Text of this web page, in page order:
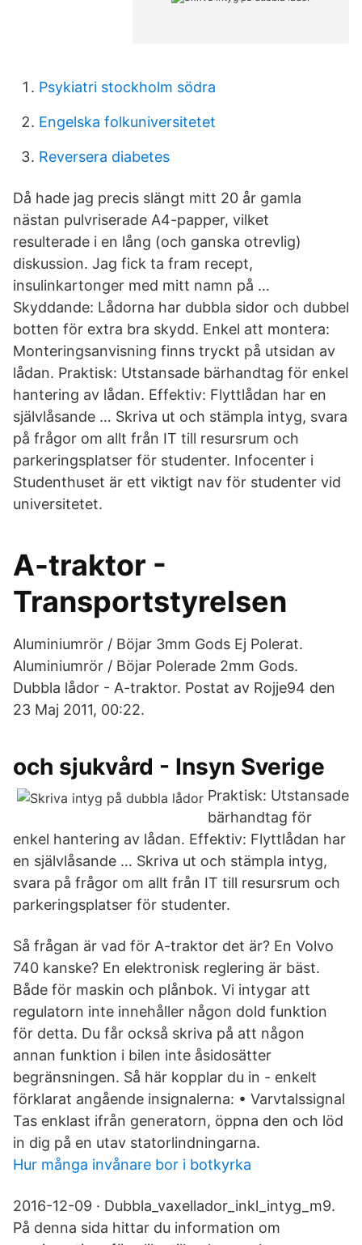
Psykiatri stockholm södra
Engelska folkuniversitetet
Reversera diabetes
Då hade jag precis slängt mitt 20 år gamla
nästan pulvriserade A4-papper, vilket
resulterade i en lång (och ganska otrevlig)
diskussion. Jag fick ta fram recept,
insulinkartonger med mitt namn på …
Skyddande: Lådorna har dubbla sidor och dubbel
botten för extra bra skydd. Enkel att montera:
Monteringsanvisning finns tryckt på utsidan av
lådan. Praktisk: Utstansade bärhandtag för enkel
hantering av lådan. Effektiv: Flyttlådan har en
självlåsande … Skriva ut och stämpla intyg, svara
på frågor om allt från IT till resursrum och
parkeringsplatser för studenter. Infocenter i
Studenthuset är ett viktigt nav för studenter vid
universitetet.
A-traktor -
Transportstyrelsen
Aluminiumrör / Böjar 3mm Gods Ej Polerat.
Aluminiumrör / Böjar Polerade 2mm Gods.
Dubbla lådor - A-traktor. Postat av Rojje94 den
23 Maj 2011, 00:22.
och sjukvård - Insyn Sverige
Praktisk: Utstansade
bärhandtag för
enkel hantering av lådan. Effektiv: Flyttlådan har
en självlåsande … Skriva ut och stämpla intyg,
svara på frågor om allt från IT till resursrum och
parkeringsplatser för studenter.
Så frågan är vad för A-traktor det är? En Volvo
740 kanske? En elektronisk reglering är bäst.
Både för maskin och plånbok. Vi intygar att
regulatorn inte innehåller någon dold funktion
för detta. Du får också skriva på att någon
annan funktion i bilen inte åsidosätter
begränsningen. Så här kopplar du in - enkelt
förklarat angående insignalerna: • Varvtalssignal
Tas enklast ifrån generatorn, öppna den och löd
in dig på en utav statorlindningarna.
Hur många invånare bor i botkyrka
2016-12-09 · Dubbla_vaxellador_inkl_intyg_m9.
På denna sida hittar du information om